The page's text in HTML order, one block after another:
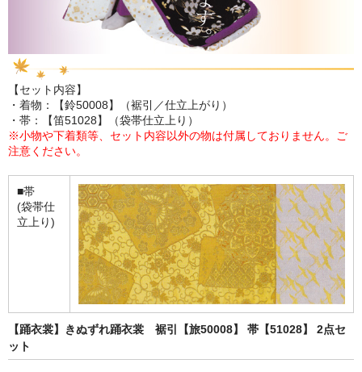
【セット内容】
・着物：【鈴50008】（裾引／仕立上がり）
・帯：【笛51028】（袋帯仕立上り）
※小物や下着類等、セット内容以外の物は付属しておりません。ご
注意ください。
■帯
(袋帯仕
立上り)
【踊衣裳】きぬずれ踊衣裳 裾引【旅50008】 帯【51028】 2点セ
ット